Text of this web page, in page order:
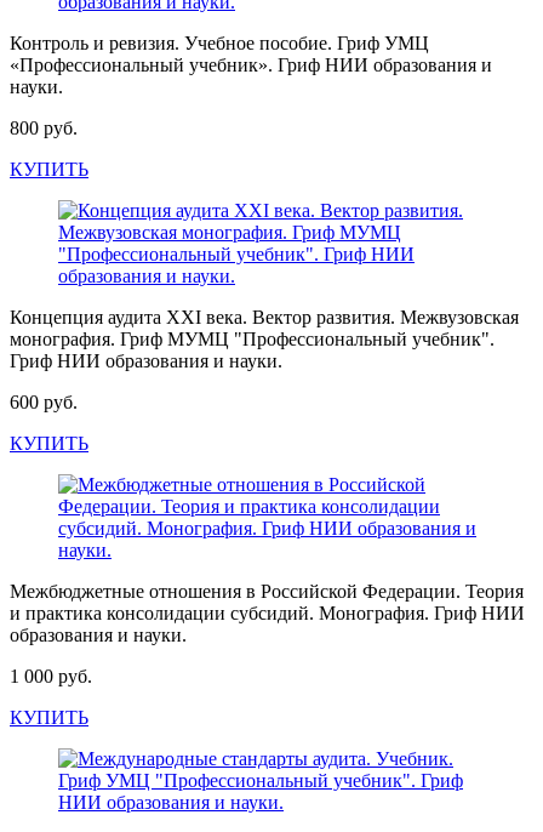
Контроль и ревизия. Учебное пособие. Гриф УМЦ
«Профессиональный учебник». Гриф НИИ образования и
науки.
800 руб.
КУПИТЬ
Концепция аудита XXI века. Вектор развития. Межвузовская
монография. Гриф МУМЦ "Профессиональный учебник".
Гриф НИИ образования и науки.
600 руб.
КУПИТЬ
Межбюджетные отношения в Российской Федерации. Теория
и практика консолидации субсидий. Монография. Гриф НИИ
образования и науки.
1 000 руб.
КУПИТЬ